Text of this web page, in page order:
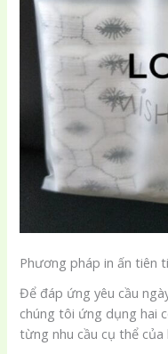
Phương pháp in ấn tiên
Để đáp ứng yêu cầu
chúng tôi ứng dụng hai
từng nhu cầu cụ thể của